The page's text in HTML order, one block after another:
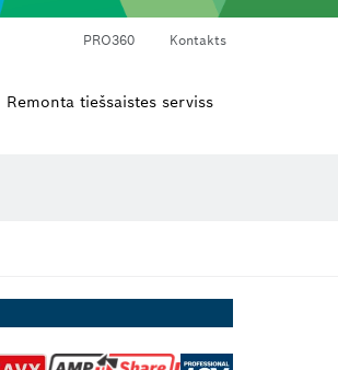
PRO360 Kontakts
Remonta tiešsaistes serviss